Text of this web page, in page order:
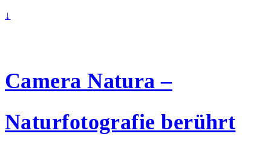
↓
Camera Natura –
Naturfotografie berührt